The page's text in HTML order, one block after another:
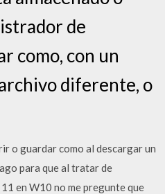
de
como, con un
diferente, o
o guardar como al descargar un
para que al tratar de
en W10 no me pregunte que